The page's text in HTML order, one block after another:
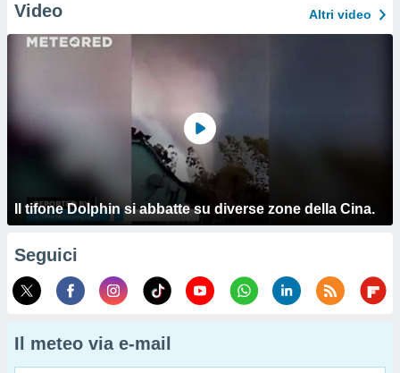
Video Altri video
Il tifone Dolphin si abbatte su diverse zone della Cina.
Seguici
Il meteo via e-mail